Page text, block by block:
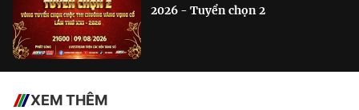
2026 - Tuyển chọn 2
XEM THÊM